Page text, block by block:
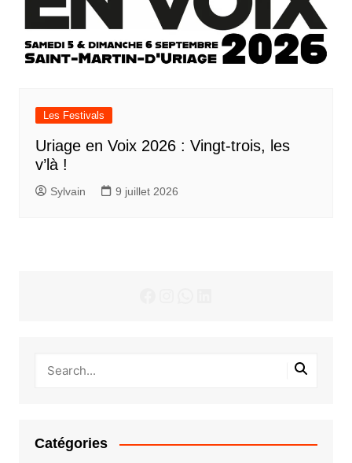
Les Festivals
Uriage en Voix 2026 : Vingt-trois, les
v’là !
Sylvain 9 juillet 2026
Catégories